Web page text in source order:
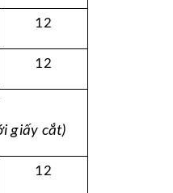
12
12
cắt)
12